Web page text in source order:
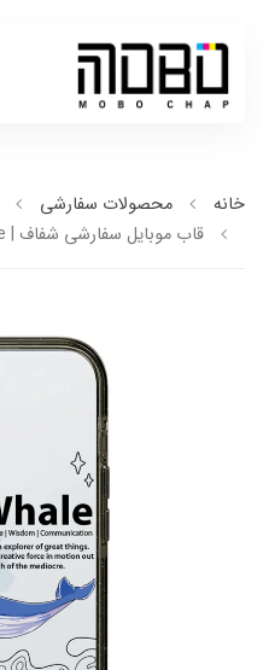
خانه محصولات سفارشی
قاب موبایل سفارشی شفاف | whale (کد 0390)